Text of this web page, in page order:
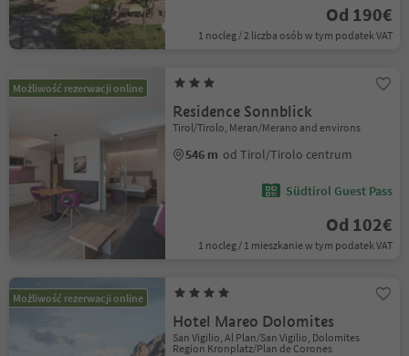
Od 190€
1 nocleg / 2 liczba osób w tym podatek VAT
Możliwość rezerwacji online
Residence Sonnblick
Tirol/Tirolo, Meran/Merano and environs
546 m od Tirol/Tirolo centrum
Südtirol Guest Pass
Od 102€
1 nocleg / 1 mieszkanie w tym podatek VAT
Możliwość rezerwacji online
Hotel Mareo Dolomites
San Vigilio, Al Plan/San Vigilio, Dolomites
Region Kronplatz/Plan de Corones